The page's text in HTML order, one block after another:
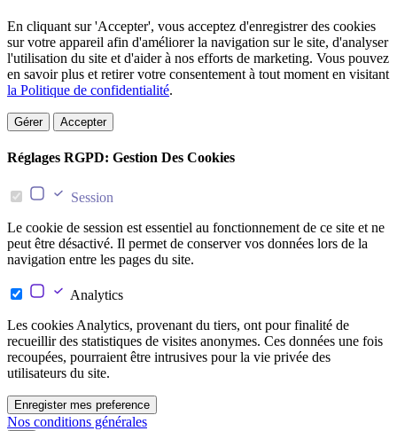
En cliquant sur 'Accepter', vous acceptez d'enregistrer des cookies
sur votre appareil afin d'améliorer la navigation sur le site, d'analyser
l'utilisation du site et d'aider à nos efforts de marketing. Vous pouvez
en savoir plus et retirer votre consentement à tout moment en visitant
la Politique de confidentialité.
Gérer Accepter
Réglages RGPD: Gestion Des Cookies
Session
Le cookie de session est essentiel au fonctionnement de ce site et ne
peut être désactivé. Il permet de conserver vos données lors de la
navigation entre les pages du site.
Analytics
Les cookies Analytics, provenant du tiers, ont pour finalité de
recueillir des statistiques de visites anonymes. Ces données une fois
recoupées, pourraient être intrusives pour la vie privée des
utilisateurs du site.
Enregister mes preference
Nos conditions générales